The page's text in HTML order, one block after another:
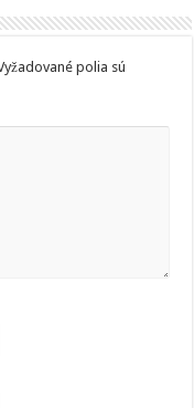
polia sú